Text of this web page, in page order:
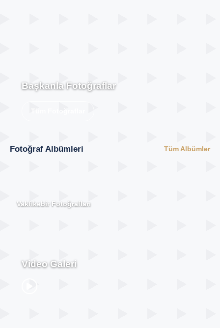
Başkanla Fotoğraflar
Fotoğraf Albümleri Tüm Albümler
Vakfıkebir Fotoğrafları
Video Galeri